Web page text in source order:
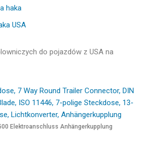
haka
USA
do pojazdów z USA na
Elektroanschluss Anhängerkupplung